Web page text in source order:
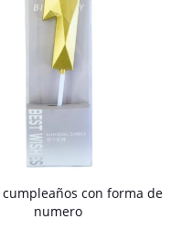
cumpleaños con forma de
numero